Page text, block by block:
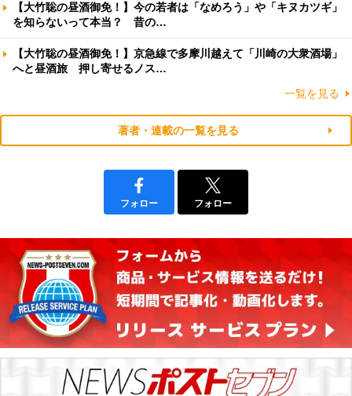
【大竹聡の昼酒御免！】今の若者は「なめろう」や「キヌカツギ」
を知らないって本当？ 昔の…
【大竹聡の昼酒御免！】京急線で多摩川越えて「川崎の大衆酒場」
へと昼酒旅 押し寄せるノス…
一覧を見る
著者・連載の一覧を見る
フォロー フォロー